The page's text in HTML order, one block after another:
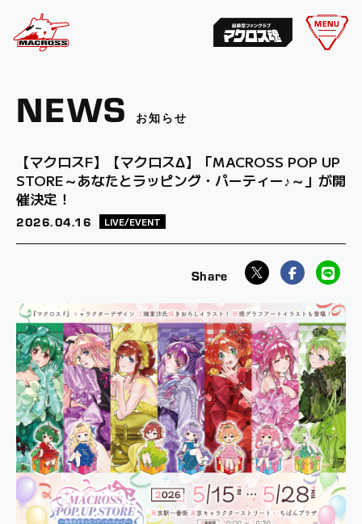
MENU
NEWS お知らせ
【マクロスF】【マクロスΔ】「MACROSS POP UP
STORE～あなたとラッピング・パーティー♪～」が開
催決定！
2026.04.16 LIVE/EVENT